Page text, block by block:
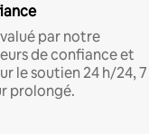
par notre
de confiance et
le soutien 24 h/24, 7
prolongé.